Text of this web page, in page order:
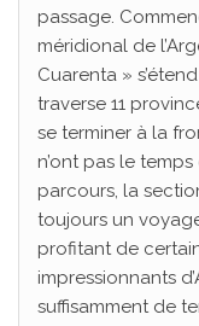
passage.
méridional de
Cuarenta »
traverse 11
se terminer à la
n’ont pas le
parcours, la
toujours un
profitant de
impressionnants
suffisamment de